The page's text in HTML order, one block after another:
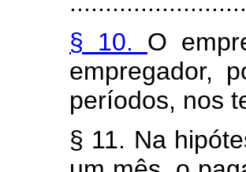
§ 10. O
empregador,
períodos, nos
§ 11. Na